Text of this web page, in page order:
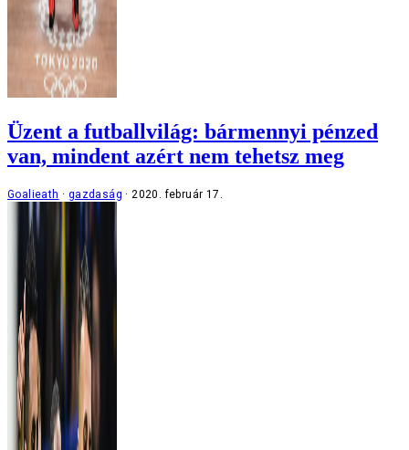
Üzent a futballvilág: bármennyi pénzed
van, mindent azért nem tehetsz meg
Goalieath gazdaság 2020. február 17.